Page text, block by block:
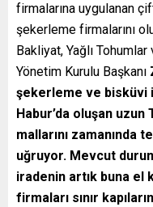
firmalarına uygulanan
şekerleme firmalarını
Bakliyat, Yağlı
Yönetim Kurulu Başkanı
şekerleme ve bisküvi
Habur’da oluşan
mallarını
uğruyor. Mevcut
iradenin artık buna el
firmaları sınır